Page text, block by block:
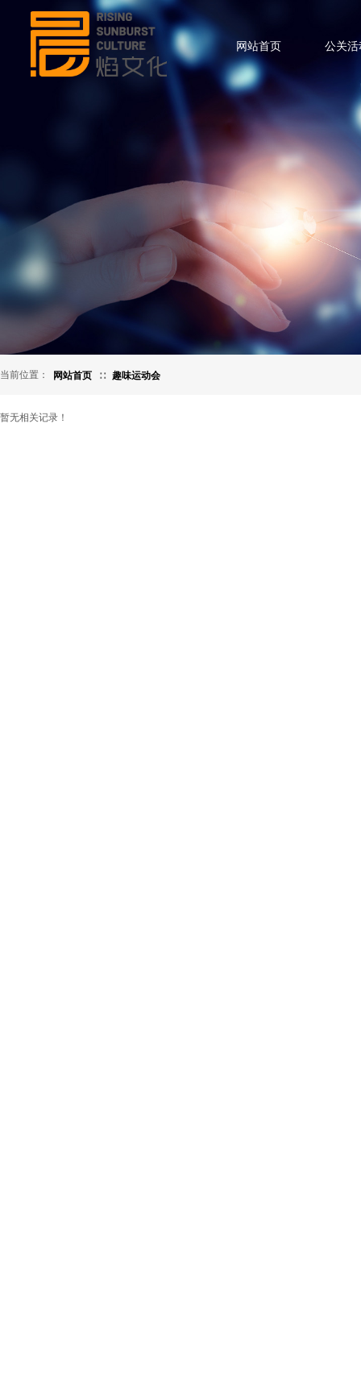
网站首页 公关活
网站首页 ∷ 趣味运动会
当前位置：
暂无相关记录！